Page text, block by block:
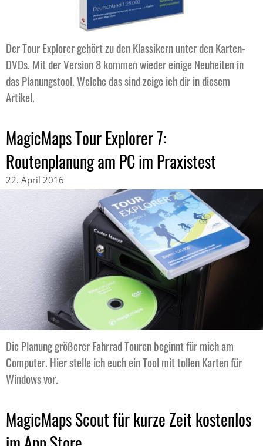
Der Tour Explorer gehört zu den Klassikern unter den Karten-
DVDs. Mit der Version 8 kommen wieder einige Neuheiten in
das Planungstool. Welche das sind zeige ich dir in diesem
Artikel.
MagicMaps Tour Explorer 7:
Routenplanung am PC im Praxistest
22. April 2016
Die Planung größerer Fahrrad Touren beginnt für mich am
Computer. Hier stelle ich euch ein Tool mit tollen Karten für
Windows vor.
MagicMaps Scout für kurze Zeit kostenlos